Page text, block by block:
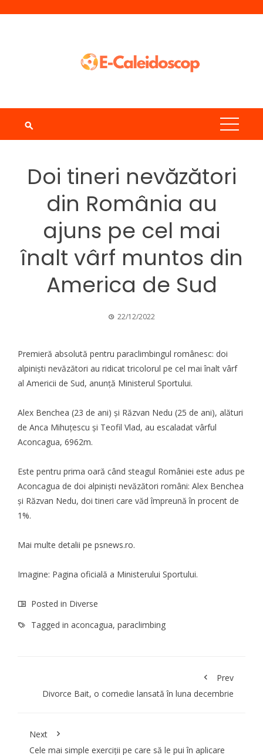
Doi tineri nevăzători
din România au
ajuns pe cel mai
înalt vârf muntos din
America de Sud
22/12/2022
Premieră absolută pentru paraclimbingul românesc: doi
alpinişti nevăzători au ridicat tricolorul pe cel mai înalt vârf
al Americii de Sud, anunţă Ministerul Sportului.
Alex Benchea (23 de ani) şi Răzvan Nedu (25 de ani), alături
de Anca Mihuţescu şi Teofil Vlad, au escaladat vârful
Aconcagua, 6962m.
Este pentru prima oară când steagul României este adus pe
Aconcagua de doi alpinişti nevăzători români: Alex Benchea
şi Răzvan Nedu, doi tineri care văd împreună în procent de
1%.
Mai multe detalii pe psnews.ro.
Imagine: Pagina oficială a Ministerului Sportului.
Posted in Diverse
Tagged in aconcagua, paraclimbing
Prev
Divorce Bait, o comedie lansată în luna decembrie
Next
Cele mai simple exerciții pe care să le pui în aplicare